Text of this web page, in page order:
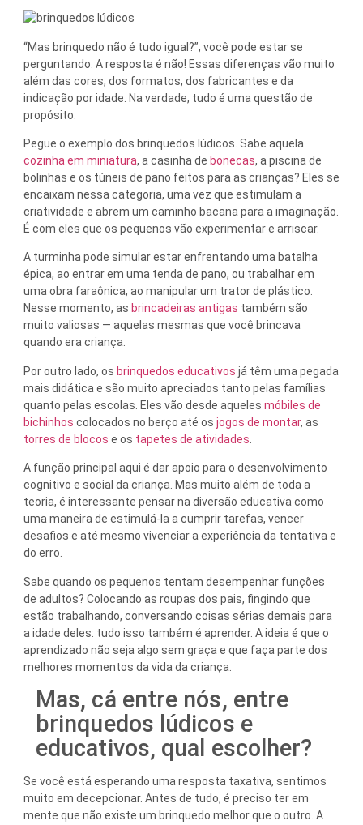
“Mas brinquedo não é tudo igual?”, você pode estar se
perguntando. A resposta é não! Essas diferenças vão muito
além das cores, dos formatos, dos fabricantes e da
indicação por idade. Na verdade, tudo é uma questão de
propósito.
Pegue o exemplo dos brinquedos lúdicos. Sabe aquela
cozinha em miniatura, a casinha de bonecas, a piscina de
bolinhas e os túneis de pano feitos para as crianças? Eles se
encaixam nessa categoria, uma vez que estimulam a
criatividade e abrem um caminho bacana para a imaginação.
É com eles que os pequenos vão experimentar e arriscar.
A turminha pode simular estar enfrentando uma batalha
épica, ao entrar em uma tenda de pano, ou trabalhar em
uma obra faraônica, ao manipular um trator de plástico.
Nesse momento, as brincadeiras antigas também são
muito valiosas — aquelas mesmas que você brincava
quando era criança.
Por outro lado, os brinquedos educativos já têm uma pegada
mais didática e são muito apreciados tanto pelas famílias
quanto pelas escolas. Eles vão desde aqueles móbiles de
bichinhos colocados no berço até os jogos de montar, as
torres de blocos e os tapetes de atividades
A função principal aqui é dar apoio para o desenvolvimento
cognitivo e social da criança. Mas muito além de toda a
teoria, é interessante pensar na diversão educativa como
uma maneira de estimulá-la a cumprir tarefas, vencer
desafios e até mesmo vivenciar a experiência da tentativa e
do erro.
Sabe quando os pequenos tentam desempenhar funções
de adultos? Colocando as roupas dos pais, fingindo que
estão trabalhando, conversando coisas sérias demais para
a idade deles: tudo isso também é aprender. A ideia é que o
aprendizado não seja algo sem graça e que faça parte dos
melhores momentos da vida da criança.
Mas, cá entre nós, entre
brinquedos lúdicos e
educativos, qual escolher?
Se você está esperando uma resposta taxativa, sentimos
muito em decepcionar. Antes de tudo, é preciso ter em
mente que não existe um brinquedo melhor que o outro. A